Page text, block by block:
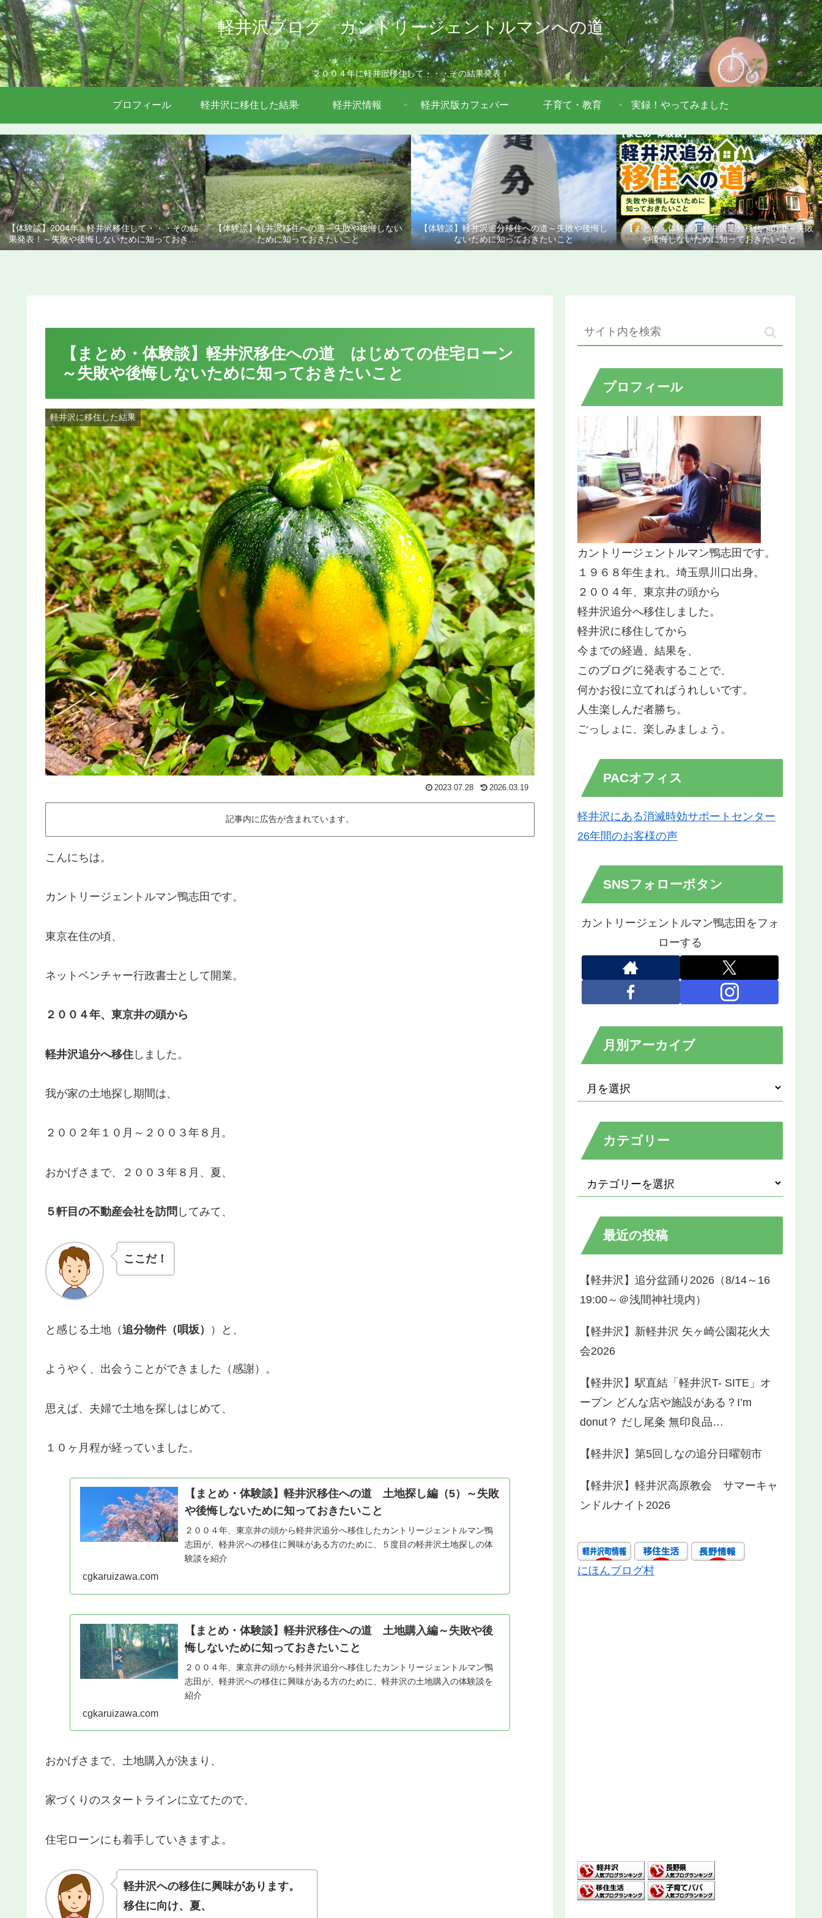
軽井沢ブログ カントリージェントルマンへの道
２００４年に軽井沢移住して・・・その結果発表！
プロフィール 軽井沢に移住した結果 軽井沢情報 軽井沢版カフェバー 子育て・教育 実録！やってみました
【体験談】2004年、軽井沢移住して・・・その結
果発表！～失敗や後悔しないために知っておきた
いこと
【体験談】軽井沢移住への道～失敗や後悔しない
ために知っておきたいこと
【体験談】軽井沢追分移住への道～失敗や後悔し
ないために知っておきたいこと
【まとめ・体験談】軽井沢追分移住への道～失敗
や後悔しないために知っておきたいこと
【まとめ・体験談】軽井沢移住への道 はじめての住宅ローン
～失敗や後悔しないために知っておきたいこと
軽井沢に移住した結果
2023.07.28 2026.03.19
記事内に広告が含まれています。
こんにちは。
カントリージェントルマン鴨志田です。
東京在住の頃、
ネットベンチャー行政書士として開業。
２００４年、東京井の頭から
軽井沢追分へ移住 しました。
我が家の土地探し期間は、
２００２年１０月～２００３年８月。
おかげさまで、２００３年８月、夏、
５軒目の不動産会社を訪問 してみて、
ここだ！
と感じる土地（追分物件（唄坂） ）と、
ようやく、出会うことができました（感謝）。
思えば、夫婦で土地を探しはじめて、
１０ヶ月程が経っていました。
【まとめ・体験談】軽井沢移住への道 土地探し編（5）～失敗
や後悔しないために知っておきたいこと
２００４年、東京井の頭から軽井沢追分へ移住したカントリージェントルマン鴨
志田が、軽井沢への移住に興味がある方のために、５度目の軽井沢土地探しの体
験談を紹介
cgkaruizawa.com
【まとめ・体験談】軽井沢移住への道 土地購入編～失敗や後
悔しないために知っておきたいこと
２００４年、東京井の頭から軽井沢追分へ移住したカントリージェントルマン鴨
志田が、軽井沢への移住に興味がある方のために、軽井沢の土地購入の体験談を
紹介
cgkaruizawa.com
おかげさまで、土地購入が決まり、
家づくりのスタートラインに立てたので、
住宅ローンにも着手していきますよ。
軽井沢への移住に興味があります。
移住に向け、夏、
プロフィール
カントリージェントルマン鴨志田です。
１９６８年生まれ。埼玉県川口出身。
２００４年、東京井の頭から
軽井沢追分へ移住しました。
軽井沢に移住してから
今までの経過、結果を、
このブログに発表することで、
何かお役に立てればうれしいです。
人生楽しんだ者勝ち。
ごっしょに、楽しみましょう。
PACオフィス
軽井沢にある消滅時効サポートセンター
26年間のお客様の声
SNSフォローボタン
カントリージェントルマン鴨志田をフォ
ローする
月別アーカイブ
カテゴリー
最近の投稿
【軽井沢】追分盆踊り2026（8/14～16
19:00～＠浅間神社境内）
【軽井沢】新軽井沢 矢ヶ崎公園花火大
会2026
【軽井沢】駅直結「軽井沢T- SITE」オ
ープン どんな店や施設がある？I’m
donut？ だし尾粂 無印良品…
【軽井沢】第5回しなの追分日曜朝市
【軽井沢】軽井沢高原教会 サマーキャ
ンドルナイト2026
にほんブログ村